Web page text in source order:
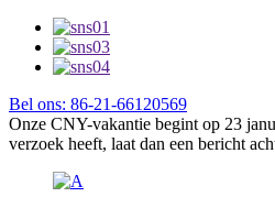
Bel ons: 86-21-66120569
Onze CNY-vakantie begint op 23
verzoek heeft, laat dan een bericht